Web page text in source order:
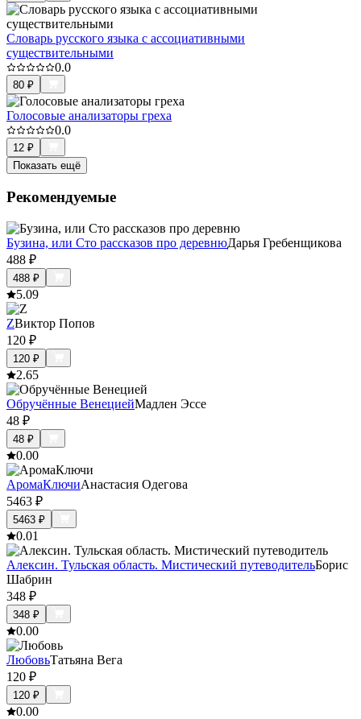
Словарь русского языка с ассоциативными
существительными
0.0
80 ₽
Голосовые анализаторы греха
0.0
12 ₽
Показать ещё
Рекомендуемые
Бузина, или Сто рассказов про деревнюДарья Гребенщикова
488 ₽
488 ₽
5.09
ZВиктор Попов
120 ₽
120 ₽
2.65
Обручённые ВенециейМадлен Эссе
48 ₽
48 ₽
0.00
АромаКлючиАнастасия Одегова
5463 ₽
5463 ₽
0.01
Алексин. Тульская область. Мистический путеводительБорис
Шабрин
348 ₽
348 ₽
0.00
ЛюбовьТатьяна Вега
120 ₽
120 ₽
0.00